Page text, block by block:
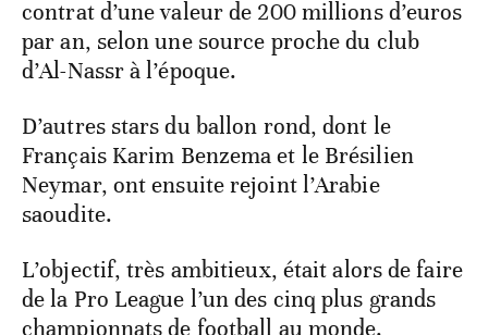
contrat d’une valeur de 200 millions d’euros
par an, selon une source proche du club
d’Al-Nassr à l’époque.
D’autres stars du ballon rond, dont le
Français Karim Benzema et le Brésilien
Neymar, ont ensuite rejoint l’Arabie
saoudite.
L’objectif, très ambitieux, était alors de faire
de la Pro League l’un des cinq plus grands
championnats de football au monde.